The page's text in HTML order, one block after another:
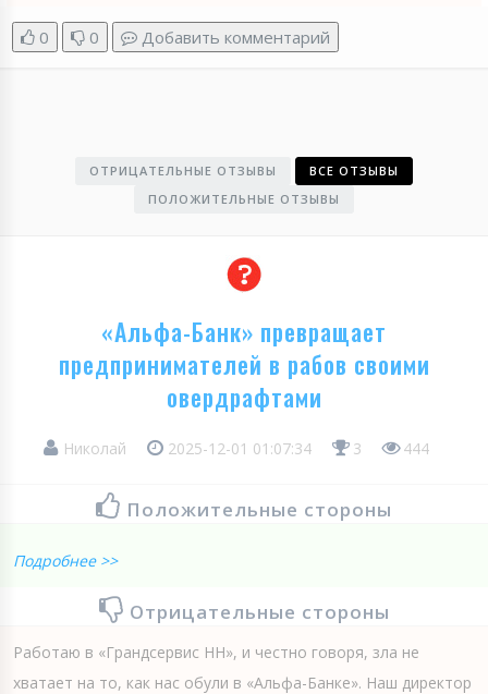
0 0 Добавить комментарий
ОТРИЦАТЕЛЬНЫЕ ОТЗЫВЫ
ВСЕ ОТЗЫВЫ
ПОЛОЖИТЕЛЬНЫЕ ОТЗЫВЫ
«Альфа-Банк» превращает
предпринимателей в рабов своими
овердрафтами
Николай 2025-12-01 01:07:34 3 444
Положительные стороны
Подробнее >>
Отрицательные стороны
Работаю в «Грандсервис НН», и честно говоря, зла не
хватает на то, как нас обули в «Альфа-Банке». Наш директор